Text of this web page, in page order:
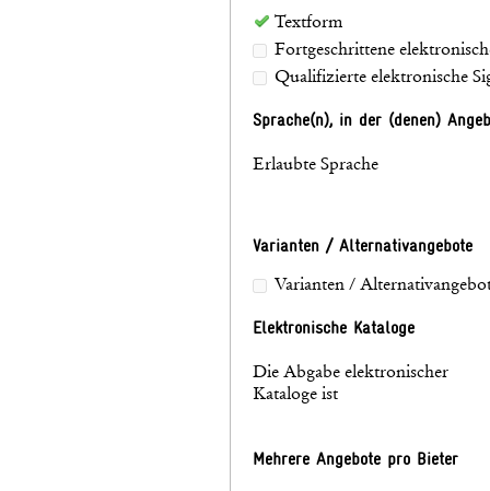
Textform
Fortgeschrittene
Qualifizierte elektronische
Sprache(n), in der (denen)
Erlaubte Sprache
Varianten / Alternativangebote
Varianten /
Elektronische Kataloge
Die Abgabe elektronischer
Kataloge ist
Mehrere Angebote pro Bieter